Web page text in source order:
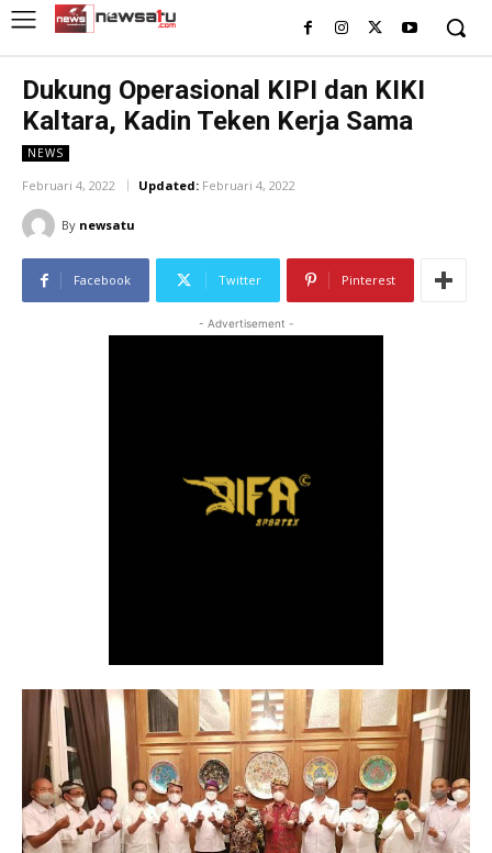
Dukung Operasional KIPI dan KIKI
Kaltara, Kadin Teken Kerja Sama
NEWS
Februari 4, 2022 Updated: Februari 4, 2022
By newsatu
Facebook Twitter Pinterest
- Advertisement -